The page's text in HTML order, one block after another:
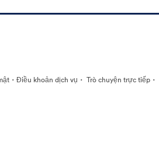
· Điều khoản dịch vụ · Trò chuyện trực tiếp ·